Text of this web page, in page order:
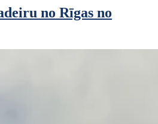
no Rīgas no